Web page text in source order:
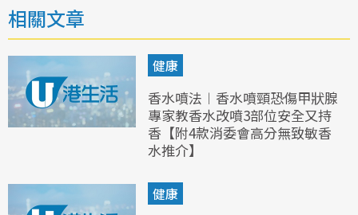
相關文章
健康
香水噴法︱香水噴頸恐傷甲狀腺
專家教香水改噴3部位安全又持
香【附4款消委會高分無致敏香
水推介】
健康